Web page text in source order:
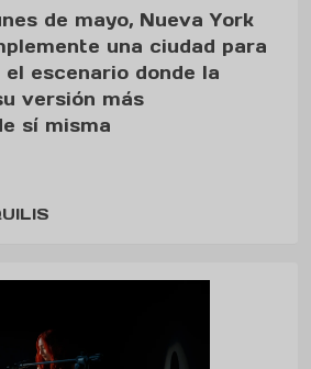
de mayo, Nueva York
una ciudad para
escenario donde la
versión más
sí misma